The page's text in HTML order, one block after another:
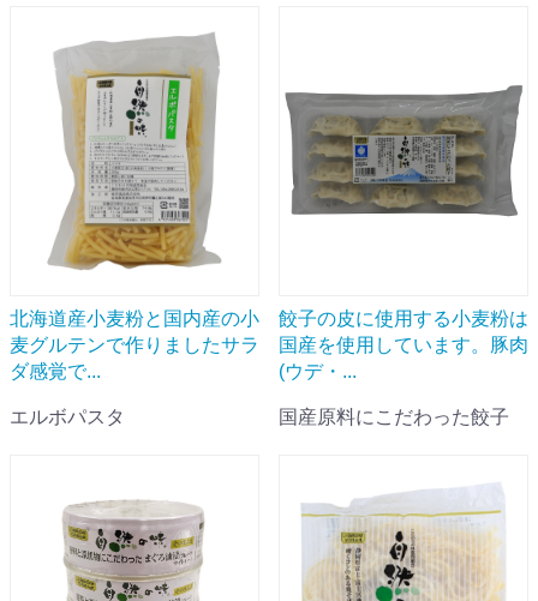
北海道産小麦粉と国内産の小
麦グルテンで作りましたサラ
ダ感覚で...
エルボパスタ
餃子の皮に使用する小麦粉は
国産を使用しています。豚肉
(ウデ・...
国産原料にこだわった餃子